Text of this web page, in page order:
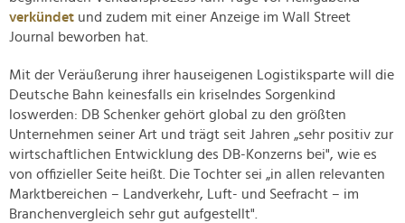
verkündet und zudem mit einer Anzeige im Wall Street
Journal beworben hat.
Mit der Veräußerung ihrer hauseigenen Logistiksparte will die
Deutsche Bahn keinesfalls ein kriselndes Sorgenkind
loswerden: DB Schenker gehört global zu den größten
Unternehmen seiner Art und trägt seit Jahren „sehr positiv zur
wirtschaftlichen Entwicklung des DB-Konzerns bei", wie es
von offizieller Seite heißt. Die Tochter sei „in allen relevanten
Marktbereichen – Landverkehr, Luft- und Seefracht – im
Branchenvergleich sehr gut aufgestellt".